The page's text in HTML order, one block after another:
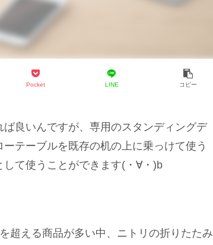
Pocket LINE コピー
良いんですが、専用のスタンディングデ
テーブルを既存の机の上に乗っけて使う
て使うことができます(・∀・)b
超える商品が多い中、ニトリの折りたたみ